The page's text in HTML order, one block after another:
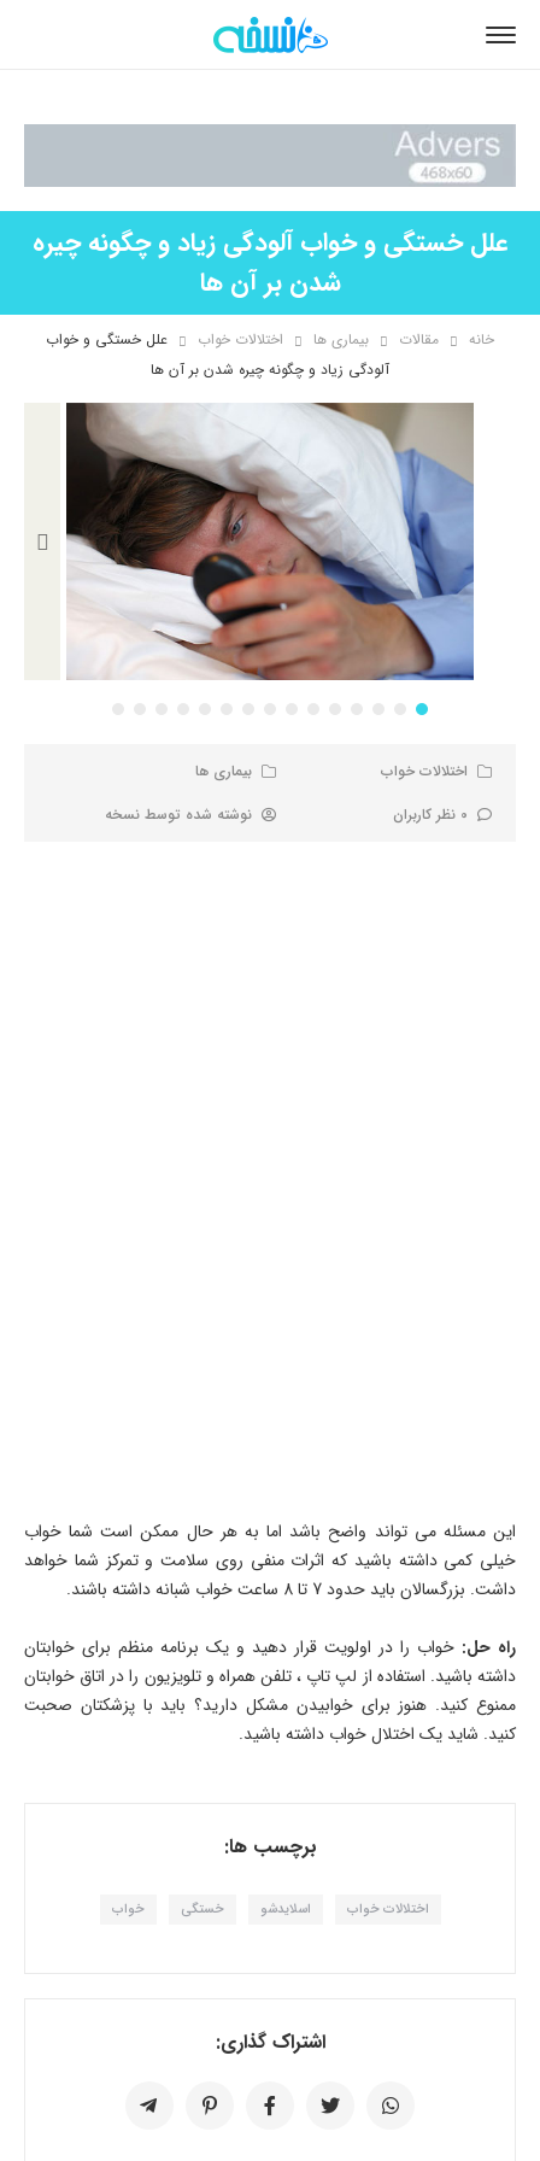
علل خستگی و خواب آلودگی زیاد و چگونه چیره
شدن بر آن ها
خانه مقالات بیماری ها اختلالات خواب
علل خستگی و خواب
آلودگی زیاد و چگونه چیره شدن بر آن ها
اختلالات خواب
بیماری ها
0 نظر کاربران
نوشته شده توسط نسخه
این مسئله می تواند واضح باشد اما به هر حال ممکن است شما خواب
خیلی کمی داشته باشید که اثرات منفی روی سلامت و تمرکز شما خواهد
داشت. بزرگسالان باید حدود 7 تا 8 ساعت خواب شبانه داشته باشند.
راه حل: خواب را در اولویت قرار دهید و یک برنامه منظم برای خوابتان
داشته باشید. استفاده از لپ تاپ ، تلفن همراه و تلویزیون را در اتاق خوابتان
ممنوع کنید. هنوز برای خوابیدن مشکل دارید؟ باید با پزشکتان صحبت
کنید. شاید یک اختلال خواب داشته باشید.
برچسب ها:
اختلالات خواب اسلایدشو خستگی خواب
اشتراک گذاری: